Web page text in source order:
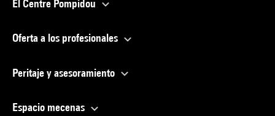
El Centre Pompidou
Oferta a los profesionales
Peritaje y asesoramiento
Espacio mecenas